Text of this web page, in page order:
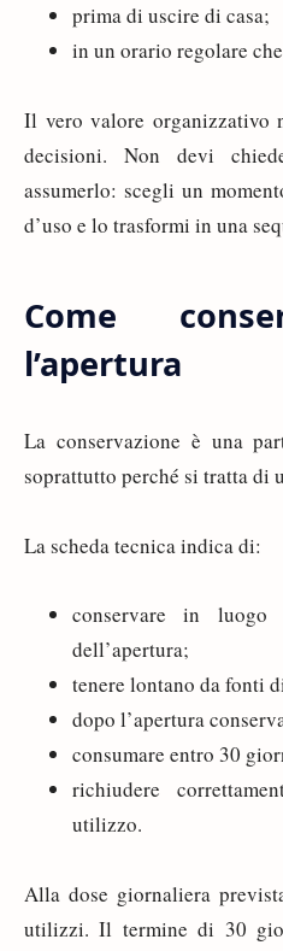
prima di uscire di casa;
in un orario regolare
Il vero valore organizzativo
decisioni. Non devi
assumerlo: scegli un
d’uso e lo trasformi in una
Come
l’apertura
La conservazione è una
soprattutto perché si tratta di
La scheda tecnica indica di:
conservare in
dell’apertura;
tenere lontano da fonti
dopo l’apertura
consumare entro 30
richiudere
utilizzo.
Alla dose giornaliera
utilizzi. Il termine di 30